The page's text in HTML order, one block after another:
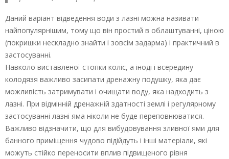
Даний варіант відведення води з лазні можна називати
найпопулярнішим, тому що він простий в облаштуванні, ціною
(покришки нескладно знайти і зовсім задарма) і практичний в
застосуванні.
Навколо виставленої стопки коліс, а іноді і всередину
колодязя важливо засипати дренажну подушку, яка дає
можливість затримувати і очищати воду, яка надходить з
лазні. При відмінній дренажній здатності землі і регулярному
застосуванні лазні яма ніколи не буде переповнюватися.
Важливо відзначити, що для вибудовування зливної ями для
банного приміщення чудово підійдуть і інші матеріали, які
можуть стійко переносити вплив підвищеного рівня